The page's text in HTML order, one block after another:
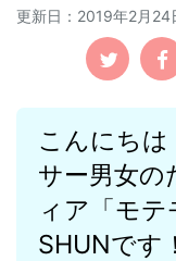
更新日： 2019年2月24
こんにちは
サー男女の
ィア「モテ
SHUNです